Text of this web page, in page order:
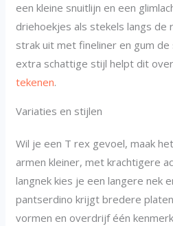
een kleine snuitlijn en een
driehoekjes als stekels langs de
strak uit met fineliner en gum
extra schattige stijl helpt dit
tekenen.
Variaties en stijlen
Wil je een T rex gevoel, maak
armen kleiner, met krachtigere
langnek kies je een langere nek
pantserdino krijgt bredere
vormen en overdrijf één